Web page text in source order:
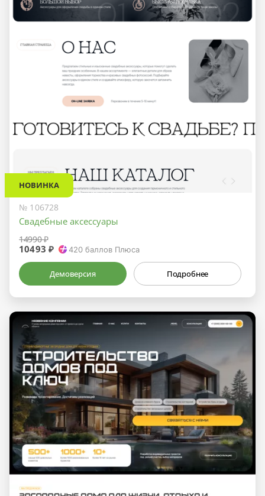
НОВИНКА
№ 106728
Свадебные аксессуары
14990 ₽
10493 ₽ 420 баллов Плюса
Демоверсия Подробнее